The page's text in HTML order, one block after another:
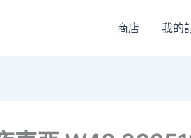
商店 我的